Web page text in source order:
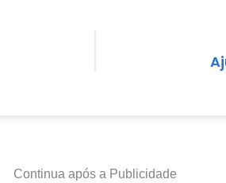
Continua após a Publicidade